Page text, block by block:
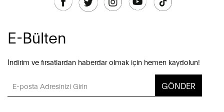
E-Bülten
İndirim ve fırsatlardan haberdar olmak için hemen kaydolun!
GÖNDER